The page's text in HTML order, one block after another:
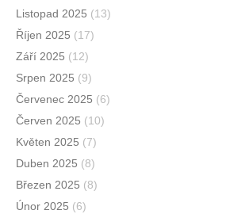
Listopad 2025 (13)
Říjen 2025 (17)
Září 2025 (12)
Srpen 2025 (9)
Červenec 2025 (6)
Červen 2025 (10)
Květen 2025 (7)
Duben 2025 (8)
Březen 2025 (8)
Únor 2025 (6)